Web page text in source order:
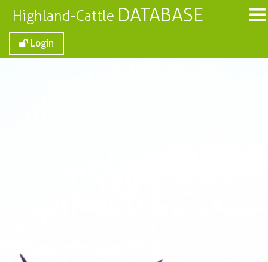
Highland-Cattle DATABASE
Login